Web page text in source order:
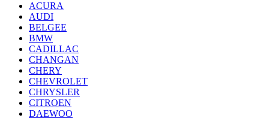
ACURA
AUDI
BELGEE
BMW
CADILLAC
CHANGAN
CHERY
CHEVROLET
CHRYSLER
CITROEN
DAEWOO